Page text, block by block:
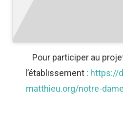
Pour participer au
l’établissement : https://
matthieu.org/notre-